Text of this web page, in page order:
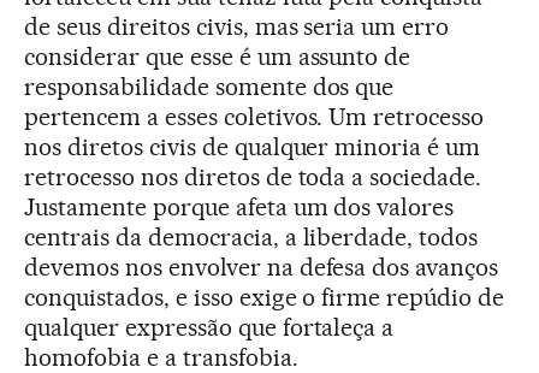
de seus direitos civis, mas seria um erro
considerar que esse é um assunto de
responsabilidade somente dos que
pertencem a esses coletivos. Um retrocesso
nos diretos civis de qualquer minoria é um
retrocesso nos diretos de toda a sociedade.
Justamente porque afeta um dos valores
centrais da democracia, a liberdade, todos
devemos nos envolver na defesa dos avanços
conquistados, e isso exige o firme repúdio de
qualquer expressão que fortaleça a
homofobia e a transfobia.